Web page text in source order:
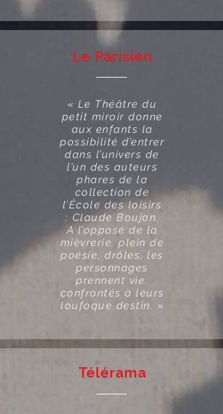
Le Parisien
« Le Théâtre du
petit miroir donne
aux enfants la
possibilité d’entrer
dans l’univers de
l’un des auteurs
phares de la
collection de
l’École des loisirs
: Claude Boujon.
A l’opposé de la
mièvrerie, plein de
poésie, drôles, les
personnages
prennent vie,
confrontés à leurs
loufoque destin. »
Télérama